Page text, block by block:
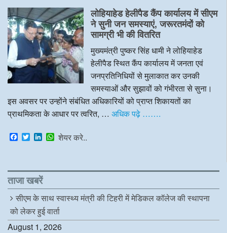
e
b
o
o
k
t
t
e
r
k
e
d
I
n
t
s
A
p
p
लोहियाहेड हेलीपैड कैंप कार्यालय में सीएम
ने सुनी जन समस्याएं, जरूरतमंदों को
सामग्री भी की वितरित
मुख्यमंत्री पुष्कर सिंह धामी ने लोहियाहेड
हेलीपैड स्थित कैंप कार्यालय में जनता एवं
जनप्रतिनिधियों से मुलाकात कर उनकी
समस्याओं और सुझावों को गंभीरता से सुना।
इस अवसर पर उन्होंने संबंधित अधिकारियों को प्राप्त शिकायतों का
प्राथमिकता के आधार पर त्वरित, … अधिक पढ़े …….
F
a
b
o
o
k
T
w
t
e
r
L
e
d
I
n
W
s
p
शेयर करे..
ताजा खबरें
सीएम के साथ स्वास्थ्य मंत्री की टिहरी में मेडिकल कॉलेज की स्थापना
को लेकर हुई वार्ता
August 1, 2026